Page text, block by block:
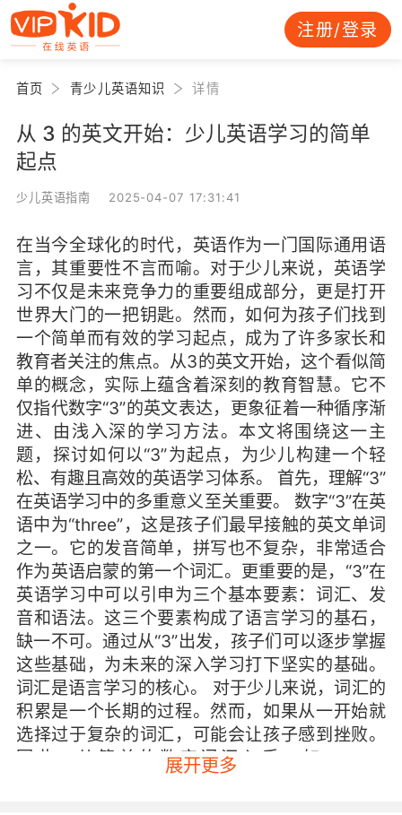
注册/登录
首页 青少儿英语知识 详情
从 3 的英文开始：少儿英语学习的简单
起点
少儿英语指南 2025-04-07 17:31:41
在当今全球化的时代，英语作为一门国际通用语
言，其重要性不言而喻。对于少儿来说，英语学
习不仅是未来竞争力的重要组成部分，更是打开
世界大门的一把钥匙。然而，如何为孩子们找到
一个简单而有效的学习起点，成为了许多家长和
教育者关注的焦点。从3的英文开始，这个看似简
单的概念，实际上蕴含着深刻的教育智慧。它不
仅指代数字“3”的英文表达，更象征着一种循序渐
进、由浅入深的学习方法。本文将围绕这一主
题，探讨如何以“3”为起点，为少儿构建一个轻
松、有趣且高效的英语学习体系。 首先，理解“3”
在英语学习中的多重意义至关重要。 数字“3”在英
语中为“three”，这是孩子们最早接触的英文单词
之一。它的发音简单，拼写也不复杂，非常适合
作为英语启蒙的第一个词汇。更重要的是，“3”在
英语学习中可以引申为三个基本要素：词汇、发
音和语法。这三个要素构成了语言学习的基石，
缺一不可。通过从“3”出发，孩子们可以逐步掌握
这些基础，为未来的深入学习打下坚实的基础。
词汇是语言学习的核心。 对于少儿来说，词汇的
积累是一个长期的过程。然而，如果从一开始就
选择过于复杂的词汇，可能会让孩子感到挫败。
因此，从简单的数字词汇入手，如“one”、
“two”、“three”，不仅能让孩子快速掌握，还能
展开更多